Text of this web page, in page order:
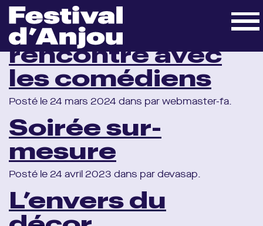
Accueil Projets Page 2
Visite tactile et
rencontre avec
les comédiens
Posté le 24 mars 2024 dans par webmaster-fa.
Soirée sur-
mesure
Posté le 24 avril 2023 dans par devasap.
L’envers du